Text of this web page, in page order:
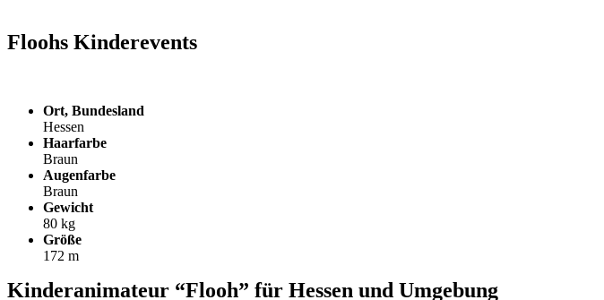
Floohs Kinderevents
Ort, Bundesland
Hessen
Haarfarbe
Braun
Augenfarbe
Braun
Gewicht
80 kg
Größe
172 m
Kinderanimateur “Flooh” für Hessen und Umgebung